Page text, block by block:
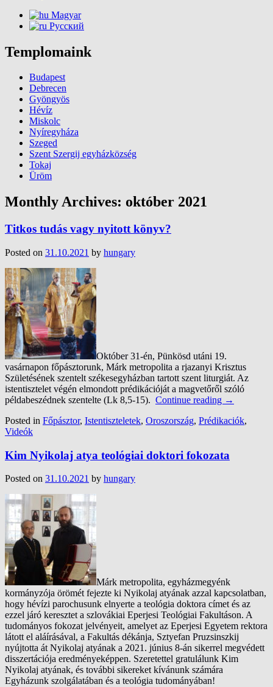
Magyar
Русский
Templomaink
Budapest
Debrecen
Gyöngyös
Hévíz
Miskolc
Nyíregyháza
Szeged
Szent Szergij egyházközség
Tokaj
Üröm
Monthly Archives: október 2021
Titkos tudás vagy nyitott könyv?
Posted on 31.10.2021 by hungary
Október 31-én, Pünkösd utáni 19.
vasárnapon főpásztorunk, Márk metropolita a rjazanyi Krisztus
Születésének szentelt székesegyházban tartott szent liturgiát. Az
istentisztelet végén elmondott prédikációját a magvetőről szóló
példabeszédnek szentelte (Lk 8,5-15). Continue reading →
Posted in Főpásztor, Istentiszteletek, Oroszország, Prédikaciók,
Videók
Kim Nyikolaj atya teológiai doktori fokozata
Posted on 31.10.2021 by hungary
Márk metropolita, egyházmegyénk
kormányzója örömét fejezte ki Nyikolaj atyának azzal kapcsolatban,
hogy hévízi parochusunk elnyerte a teológia doktora címet és az
ezzel járó keresztet a szlovákiai Eperjesi Teológiai Fakultáson. A
tudományos fokozat jelvényeit, amelyet az Eperjesi Egyetem rektora
látott el aláírásával, a Fakultás dékánja, Sztyefan Pruzsinszkij
nyújtotta át Nyikolaj atyának a 2021. június 8-án sikerrel megvédett
disszertációja eredményeképpen. Szeretettel gratulálunk Kim
Nyikolaj atyának, és további sikereket kívánunk számára
Egyházunk szolgálatában és a teológia tudományában!